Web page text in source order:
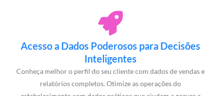
Acesso a Dados Poderosos para Decisões
Inteligentes
Conheça melhor o perfil do seu cliente com dados de vendas e
relatórios completos. Otimize as operações do